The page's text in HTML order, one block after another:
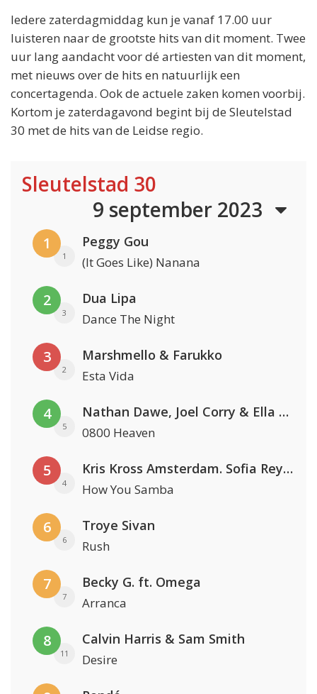
Iedere zaterdagmiddag kun je vanaf 17.00 uur
luisteren naar de grootste hits van dit moment. Twee
uur lang aandacht voor dé artiesten van dit moment,
met nieuws over de hits en natuurlijk een
concertagenda. Ook de actuele zaken komen voorbij.
Kortom je zaterdagavond begint bij de Sleutelstad
30 met de hits van de Leidse regio.
Sleutelstad 30
9 september 2023
1
1
Peggy Gou
(It Goes Like) Nanana
2
3
Dua Lipa
Dance The Night
3
2
Marshmello & Farukko
Esta Vida
4
5
Nathan Dawe, Joel Corry & Ella Henderson
0800 Heaven
5
4
Kris Kross Amsterdam. Sofia Reyes & Tinie Tempah
How You Samba
6
6
Troye Sivan
Rush
7
7
Becky G. ft. Omega
Arranca
8
11
Calvin Harris & Sam Smith
Desire